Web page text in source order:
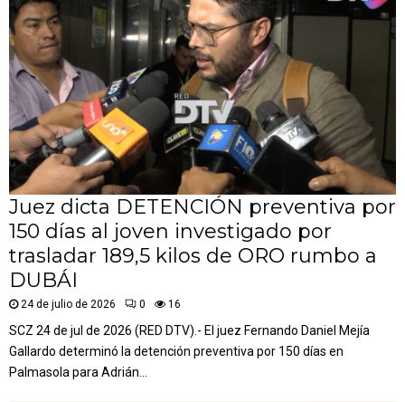
Juez dicta DETENCIÓN preventiva por
150 días al joven investigado por
trasladar 189,5 kilos de ORO rumbo a
DUBÁI
24 de julio de 2026 0 16
SCZ 24 de jul de 2026 (RED DTV).- El juez Fernando Daniel Mejía
Gallardo determinó la detención preventiva por 150 días en
Palmasola para Adrián...